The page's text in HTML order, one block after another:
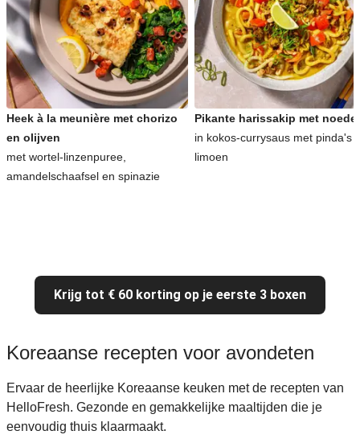
Heek à la meunière met chorizo
en olijven
met wortel-linzenpuree,
amandelschaafsel en spinazie
Pikante harissakip met
in kokos-currysaus met pinda's
limoen
Krijg tot € 60 korting op je eerste 3 boxen
Koreaanse recepten voor avondeten
Ervaar de heerlijke Koreaanse keuken met de recepten van
HelloFresh. Gezonde en gemakkelijke maaltijden die je
eenvoudig thuis klaarmaakt.